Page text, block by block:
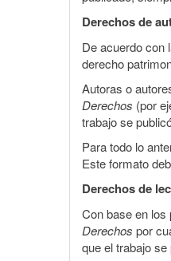
Derechos de
De acuerdo con
derecho
Autoras o
Derechos (por
trabajo se
Para todo lo
Este formato
Derechos de
Con base en los
Derechos por
que el trabajo